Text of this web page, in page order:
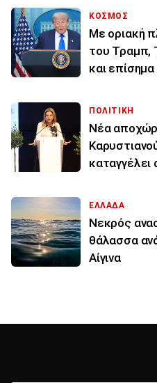
ΚΟΣΜΟΣ
Με οριακή
του Τραμπ,
και
ΠΟΛΙΤΙΚΗ
Νέα
καταγγέλει
ΕΛΛΑΔΑ
Νεκρός
θάλασσα
Αίγινα